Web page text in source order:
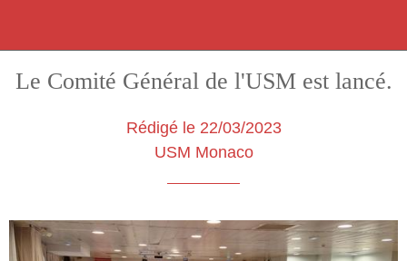
Le Comité Général de l'USM est lancé.
Rédigé le 22/03/2023
USM Monaco